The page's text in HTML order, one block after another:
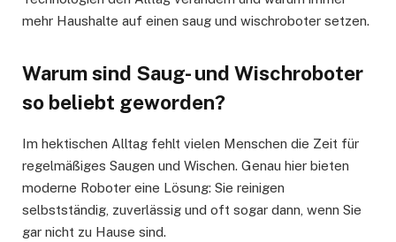
mehr Haushalte auf einen saug und wischroboter setzen.
Warum sind Saug- und Wischroboter
so beliebt geworden?
Im hektischen Alltag fehlt vielen Menschen die Zeit für
regelmäßiges Saugen und Wischen. Genau hier bieten
moderne Roboter eine Lösung: Sie reinigen
selbstständig, zuverlässig und oft sogar dann, wenn Sie
gar nicht zu Hause sind.